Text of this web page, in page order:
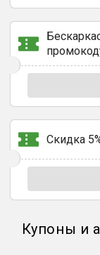
Скидка
Купоны и